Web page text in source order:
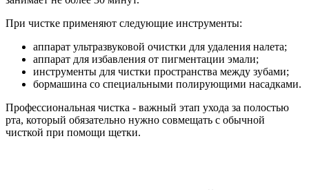
При чистке применяют следующие инструменты:
аппарат ультразвуковой очистки для удаления налета;
аппарат для избавления от пигментации эмали;
инструменты для чистки пространства между зубами;
бормашина со специальными полирующими насадками.
Профессиональная чистка - важный этап ухода за полостью
рта, который обязательно нужно совмещать с обычной
чисткой при помощи щетки.